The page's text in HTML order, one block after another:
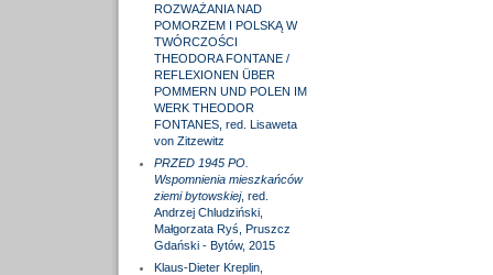
ROZWAŻANIA NAD
POMORZEM I POLSKĄ W
TWÓRCZOŚCI
THEODORA FONTANE /
REFLEXIONEN ÜBER
POMMERN UND POLEN IM
WERK THEODOR
FONTANES, red. Lisaweta
von Zitzewitz
PRZED 1945 PO.
Wspomnienia mieszkańców
ziemi bytowskiej, red.
Andrzej Chludziński,
Małgorzata Ryś, Pruszcz
Gdański - Bytów, 2015
Klaus-Dieter Kreplin,